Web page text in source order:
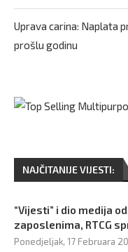
Uprava carina: Naplata
prošlu godinu
NAJČITANIJE VIJESTI:
“Vijesti” i dio medija
zaposlenima, RTCG
Ponedjeljak, 17 Februara